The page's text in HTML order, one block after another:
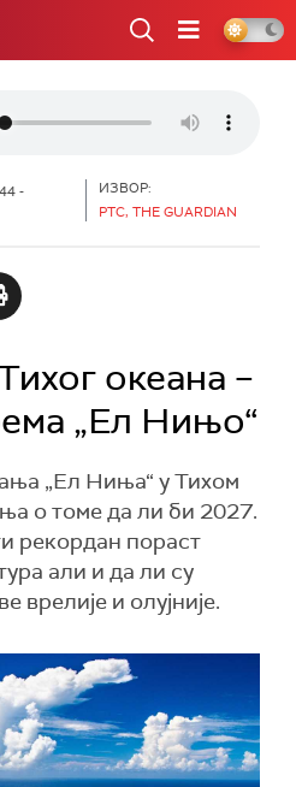
-
ИЗВОР:
РТС, THE GUARDIAN
океана –
„Ел Нињо“
„Ел Ниња“ у Тихом
о томе да ли би 2027.
рекордан пораст
али и да ли су
врелије и олујније.